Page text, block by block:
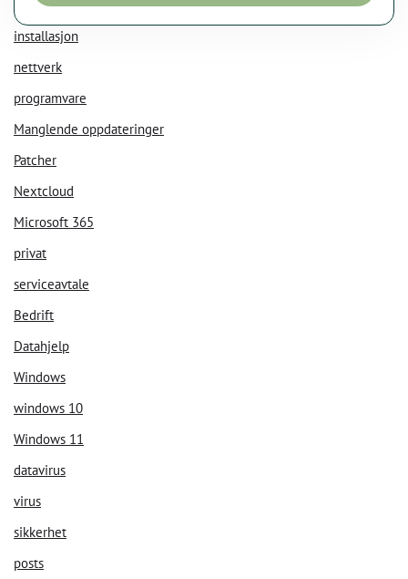
installasjon
nettverk
programvare
Manglende oppdateringer
Patcher
Nextcloud
Microsoft 365
privat
serviceavtale
Bedrift
Datahjelp
Windows
windows 10
Windows 11
datavirus
virus
sikkerhet
posts